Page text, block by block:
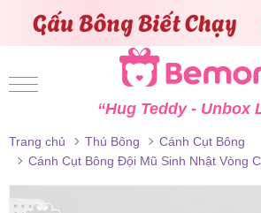
Skip to content
“Hug Teddy - Unbox
Trang chủ Thú Bông
Cánh Cụt Bông
Cánh Cụt Bông Đội Mũ Sinh Nhật Vòng